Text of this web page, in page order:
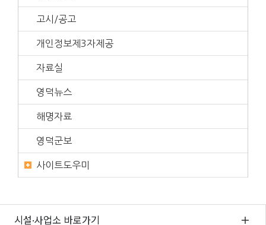
고시/공고
개인정보제3자제공
자료실
영덕뉴스
해명자료
영덕군보
사이트도우미
시설·사업소 바로가기